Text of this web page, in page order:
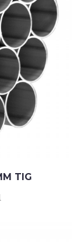
TIG